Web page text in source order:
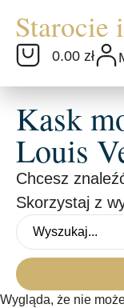
0.00 zł
Kask
Louis
Chcesz
Skorzystaj z
Wygląda, że nie